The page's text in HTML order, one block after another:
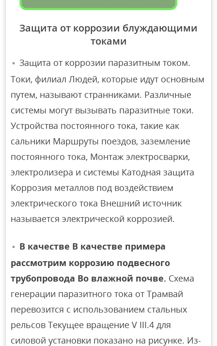
Защита от коррозии блуждающими
токами
Защита от коррозии паразитным током.
Токи, филиал Людей, которые идут основным
путем, называют странниками. Различные
системы могут вызывать паразитные токи.
Устройства постоянного тока, такие как
сальники Маршруты поездов, заземление
постоянного тока, Монтаж электросварки,
электролизера и системы Катодная защита
Коррозия металлов под воздействием
электрического тока Внешний источник
называется электрической коррозией.
В качестве В качестве примера
рассмотрим коррозию подвесного
трубопровода Во влажной почве. Схема
генерации паразитного тока от Трамвай
перевозится с использованием стальных
рельсов Текущее вращение V III.4 для
силовой установки показано на рисунке. Из-